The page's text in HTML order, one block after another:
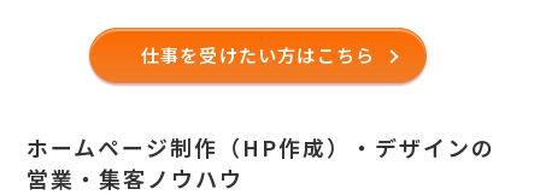
仕事を受けたい方はこちら
ホームページ制作（HP作成）・デザインの
営業・集客ノウハウ